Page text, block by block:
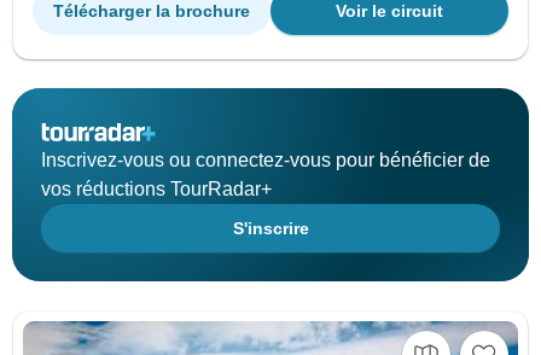
Voir le circuit
Télécharger la brochure
Inscrivez-vous ou connectez-vous pour bénéficier de
vos réductions TourRadar+
S'inscrire